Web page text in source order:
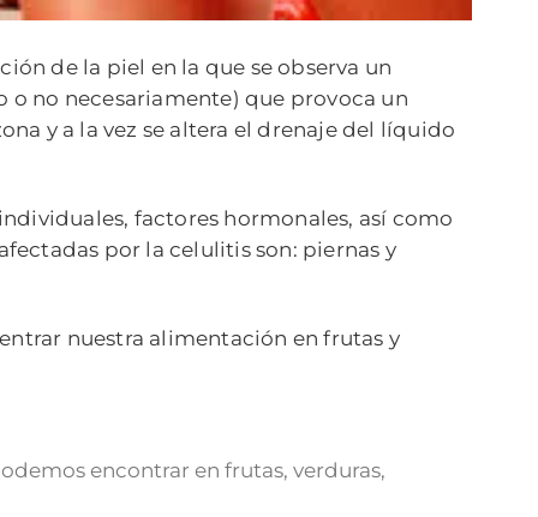
de la piel en la que se observa un
no necesariamente) que provoca un
y a la vez se altera el drenaje del líquido
factores hormonales, así como
por la celulitis son: piernas y
nuestra alimentación en frutas y
encontrar en frutas, verduras,